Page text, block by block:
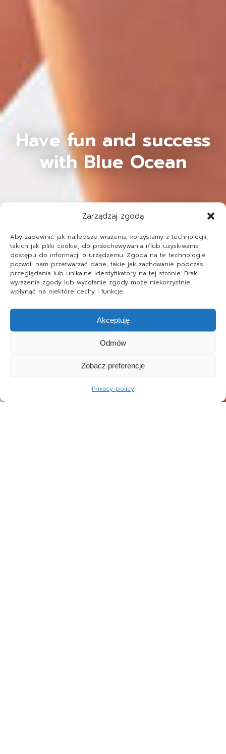
Zarządzaj zgodą
Aby zapewnić jak najlepsze wrażenia, korzystamy z technologii,
takich jak pliki cookie, do przechowywania i/lub uzyskiwania
dostępu do informacji o urządzeniu. Zgoda na te technologie
pozwoli nam przetwarzać dane, takie jak zachowanie podczas
przeglądania lub unikalne identyfikatory na tej stronie. Brak
wyrażenia zgody lub wycofanie zgody może niekorzystnie
wpłynąć na niektóre cechy i funkcje.
Akceptuję
Odmów
Zobacz preferencje
Privacy policy
Have fun and success
with Blue Ocean